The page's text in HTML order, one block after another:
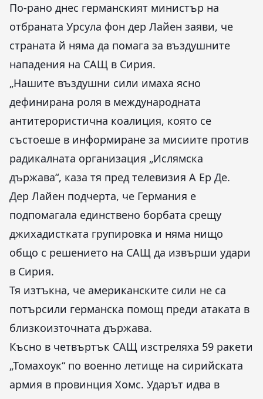
По-рано днес германският министър на
отбраната Урсула фон дер Лайен заяви, че
страната й няма да помага за въздушните
нападения на САЩ в Сирия.
„Нашите въздушни сили имаха ясно
дефинирана роля в международната
антитерористична коалиция, която се
състоеше в информиране за мисиите против
радикалната организация „Ислямска
държава“, каза тя пред телевизия А Ер Де.
Дер Лайен подчерта, че Германия е
подпомагала единствено борбата срещу
джихадистката групировка и няма нищо
общо с решението на САЩ да извърши удари
в Сирия.
Тя изтъкна, че американските сили не са
потърсили германска помощ преди атаката в
близкоизточната държава.
Късно в четвъртък САЩ изстреляха 59 ракети
„Томахоук“ по военно летище на сирийската
армия в провинция Хомс. Ударът идва в